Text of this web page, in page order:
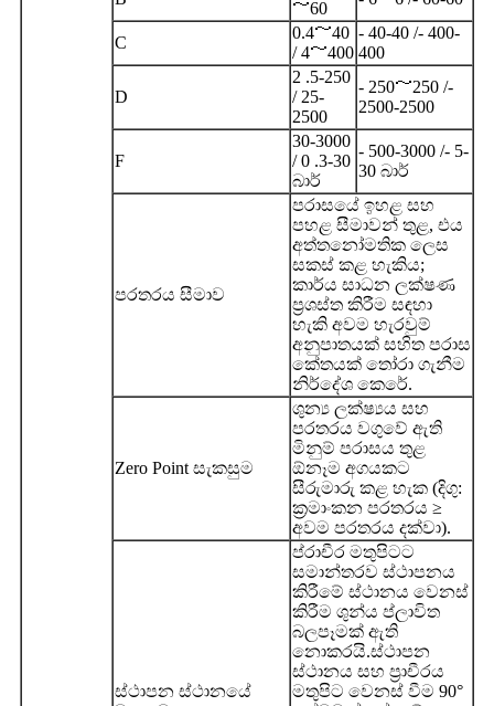
～60
C
0.4～40
/ 4～400
- 40-40 /- 400-
400
D
2 .5-250
/ 25-
2500
- 250～250 /-
2500-2500
F
30-3000
/ 0 .3-30
බාර්
- 500-3000 /- 5-
30 බාර්
පරතරය සීමාව
පරාසයේ ඉහළ සහ
පහළ සීමාවන් තුළ, එය
අත්තනෝමතික ලෙස
සකස් කළ හැකිය;
කාර්ය සාධන ලක්ෂණ
ප්‍රශස්ත කිරීම සඳහා
හැකි අවම හැරවුම්
අනුපාතයක් සහිත පරාස
කේතයක් තෝරා ගැනීම
නිර්දේශ කෙරේ.
Zero Point සැකසුම
ශුන්‍ය ලක්ෂ්‍යය සහ
පරතරය වගුවේ ඇති
මිනුම් පරාසය තුළ
ඕනෑම අගයකට
සීරුමාරු කළ හැක (දිගු:
ක්‍රමාංකන පරතරය ≥
අවම පරතරය දක්වා).
ස්ථාපන ස්ථානයේ
ප්රාචීර මතුපිටට
සමාන්තරව ස්ථාපනය
කිරීමේ ස්ථානය වෙනස්
කිරීම ශුන්ය ප්ලාවිත
බලපෑමක් ඇති
නොකරයි.ස්ථාපන
ස්ථානය සහ ප්‍රාචීරය
මතුපිට වෙනස් වීම 90°